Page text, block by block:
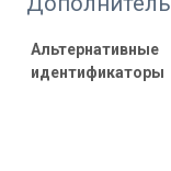
Альтернативные
идентификаторы